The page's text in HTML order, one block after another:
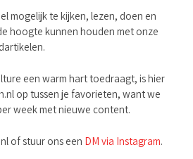
mogelijk te kijken, lezen, doen en
hoogte kunnen houden met onze
een warm hart toedraagt, is hier
op tussen je favorieten, want we
week met nieuwe content.
of stuur ons een DM via Instagram.